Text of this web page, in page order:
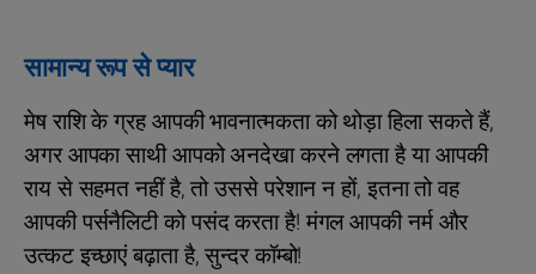
सामान्य रूप से प्यार
मेष राशि के ग्रह आपकी भावनात्मकता को थोड़ा हिला सकते हैं,
अगर आपका साथी आपको अनदेखा करने लगता है या आपकी
राय से सहमत नहीं है, तो उससे परेशान न हों, इतना तो वह
आपकी पर्सनैलिटी को पसंद करता है! मंगल आपकी नर्म और
उत्कट इच्छाएं बढ़ाता है, सुन्दर कॉम्बो!